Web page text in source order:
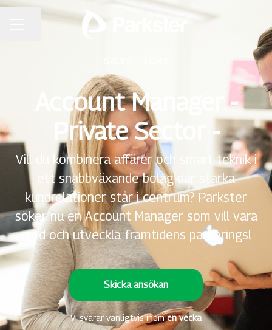
Account Manager -
Private Sector -
Vill du kombinera affärer och smart teknik i
ett snabbväxande bolag där starka
kundrelationer står i centrum? Parkster
söker nu en Account Manager som vill vara
med och utveckla framtidens parkeringsl
Skicka ansökan
Vi svarar vanligtvis inomen vecka